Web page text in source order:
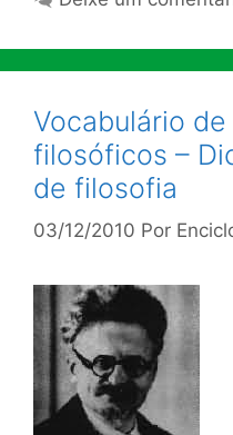
Vocabulário
filosóficos –
de filosofia
03/12/2010 Por